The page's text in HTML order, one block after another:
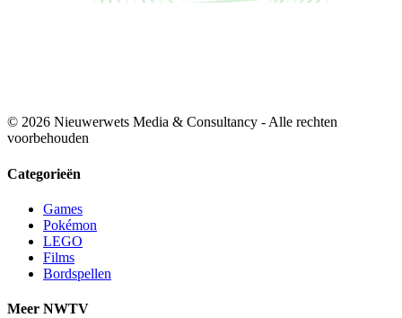
© 2026 Nieuwerwets Media & Consultancy - Alle rechten
voorbehouden
Categorieën
Games
Pokémon
LEGO
Films
Bordspellen
Meer NWTV